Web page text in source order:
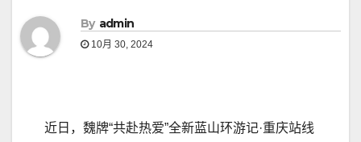
By admin
10月 30, 2024
近日，魏牌“共赴热爱”全新蓝山环游记·重庆站线